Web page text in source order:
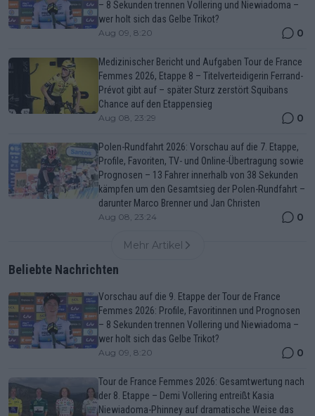
– 8 Sekunden trennen Vollering und Niewiadoma –
wer holt sich das Gelbe Trikot?
Aug 09, 8:20 0
Medizinischer Bericht und Aufgaben Tour de France
Femmes 2026, Etappe 8 – Titelverteidigerin Ferrand-
Prévot gibt auf – später Sturz zerstört Squibans
Chance auf den Etappensieg
Aug 08, 23:29 0
Polen-Rundfahrt 2026: Vorschau auf die 7. Etappe,
Profile, Favoriten, TV- und Online-Übertragung sowie
Prognosen – 13 Fahrer innerhalb von 38 Sekunden
kämpfen um den Gesamtsieg der Polen-Rundfahrt –
darunter Marco Brenner und Jan Christen
Aug 08, 23:24 0
Mehr Artikel
Beliebte Nachrichten
Vorschau auf die 9. Etappe der Tour de France
Femmes 2026: Profile, Favoritinnen und Prognosen
– 8 Sekunden trennen Vollering und Niewiadoma –
wer holt sich das Gelbe Trikot?
Aug 09, 8:20 0
Tour de France Femmes 2026: Gesamtwertung nach
der 8. Etappe – Demi Vollering entreißt Kasia
Niewiadoma-Phinney auf dramatische Weise das